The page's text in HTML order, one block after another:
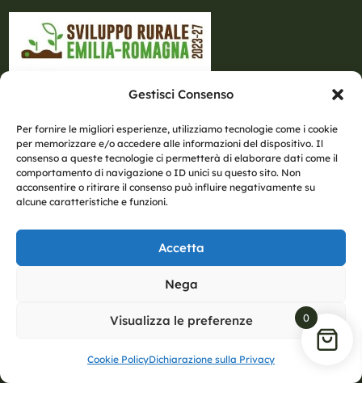
Gestisci Consenso
Per fornire le migliori esperienze, utilizziamo tecnologie come i cookie
per memorizzare e/o accedere alle informazioni del dispositivo. Il
consenso a queste tecnologie ci permetterà di elaborare dati come il
comportamento di navigazione o ID unici su questo sito. Non
acconsentire o ritirare il consenso può influire negativamente su
alcune caratteristiche e funzioni.
Accetta
Nega
Visualizza le preferenze
Cookie PolicyDichiarazione sulla Privacy
0